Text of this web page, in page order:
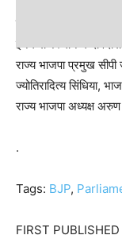
इनमें राजस्थान में
राज्य भाजपा प्रमुख
ज्योतिरादित्य सिंधिया,
राज्य भाजपा अध्यक्ष
.
Tags: BJP,
FIRST PUBLISHED